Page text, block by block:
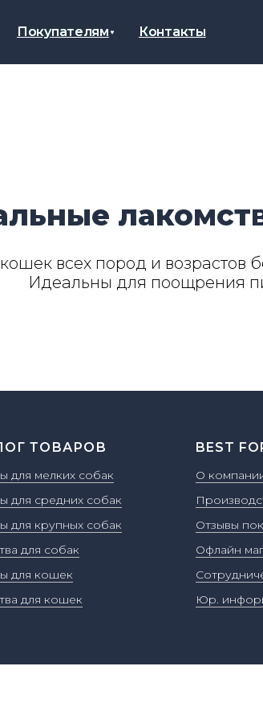
Контакты
Контакты
Покупателям
Покупателям
Наполнитель Дорожник –
всех пород и возрастов
Идеальны для поощрения
ТОВАРОВ
для мелких собак
для средних собак
для крупных собак
для собак
для кошек
для кошек
BEST
О
Отзывы
Офлайн
Юр.